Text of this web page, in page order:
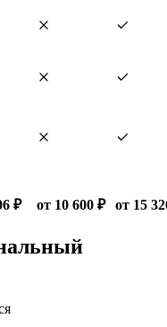
₽ от 10 600 ₽ от 15